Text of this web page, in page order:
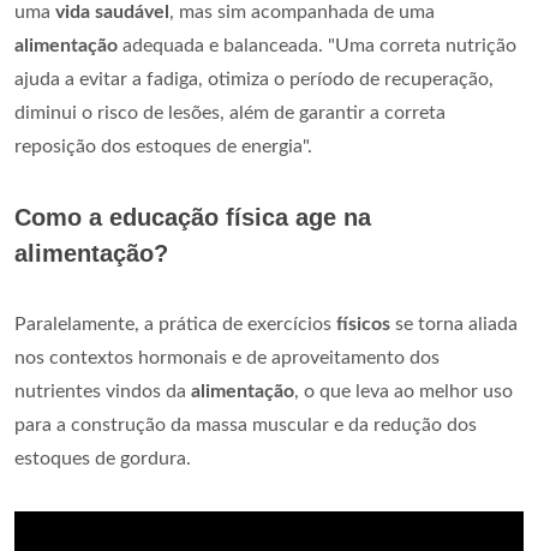
uma vida saudável , mas sim acompanhada de uma
alimentação adequada e balanceada. "Uma correta nutrição
ajuda a evitar a fadiga, otimiza o período de recuperação,
diminui o risco de lesões, além de garantir a correta
reposição dos estoques de energia".
Como a educação física age na
alimentação?
Paralelamente, a prática de exercícios físicos se torna aliada
nos contextos hormonais e de aproveitamento dos
nutrientes vindos da alimentação, o que leva ao melhor uso
para a construção da massa muscular e da redução dos
estoques de gordura.